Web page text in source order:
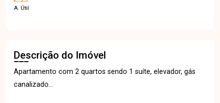
A. Útil
Descrição do Imóvel
Apartamento com 2 quartos sendo 1 suíte, elevador, gás
canalizado...